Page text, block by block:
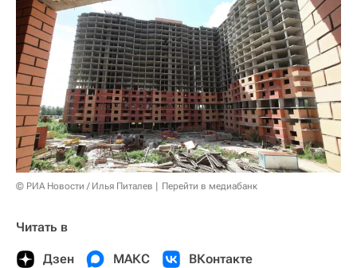
© РИА Новости / Илья Питалев Перейти в медиабанк
Читать в
Дзен МАКС ВКонтакте